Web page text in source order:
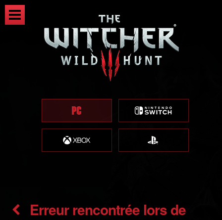
Erreur rencontrée lors de